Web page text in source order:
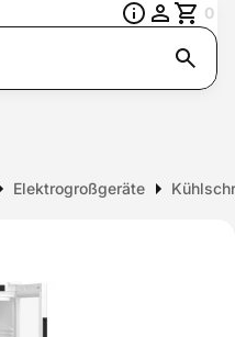
0
Elektrogroßgeräte